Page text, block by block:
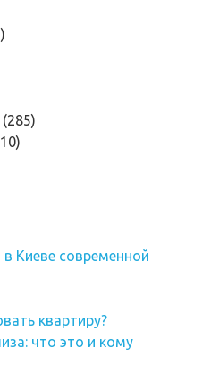
Киеве современной
квартиру?
что это и кому